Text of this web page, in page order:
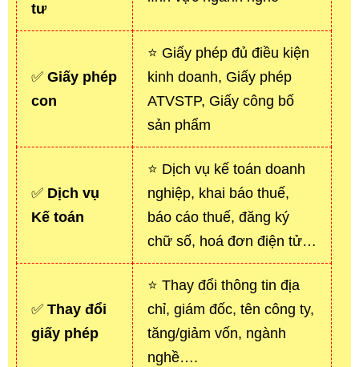
tư
✅ Giấy phép
con
⭐ Giấy phép đủ điều kiện
kinh doanh, Giấy phép
ATVSTP, Giấy công bố
sản phẩm
✅ Dịch vụ
Kế toán
⭐ Dịch vụ kế toán doanh
nghiệp, khai báo thuế,
báo cáo thuế, đăng ký
chữ số, hoá đơn điện tử…
✅ Thay đổi
giấy phép
⭐ Thay đổi thông tin địa
chỉ, giám đốc, tên công ty,
tăng/giảm vốn, ngành
nghề….